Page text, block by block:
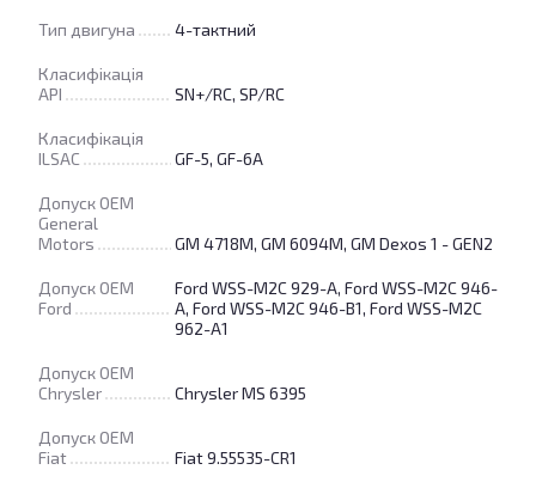
Тип двигуна 4-тактний
Класифікація
API
SN+/RC, SP/RC
Класифікація
ILSAC
GF-5, GF-6A
Допуск OEM
General
Motors
GM 4718M, GM 6094M, GM Dexos 1 - GEN2
Допуск OEM
Ford
Ford WSS-M2C 929-A, Ford WSS-M2C 946-
A, Ford WSS-M2C 946-B1, Ford WSS-M2C
962-A1
Допуск OEM
Chrysler
Chrysler MS 6395
Допуск OEM
Fiat
Fiat 9.55535-CR1